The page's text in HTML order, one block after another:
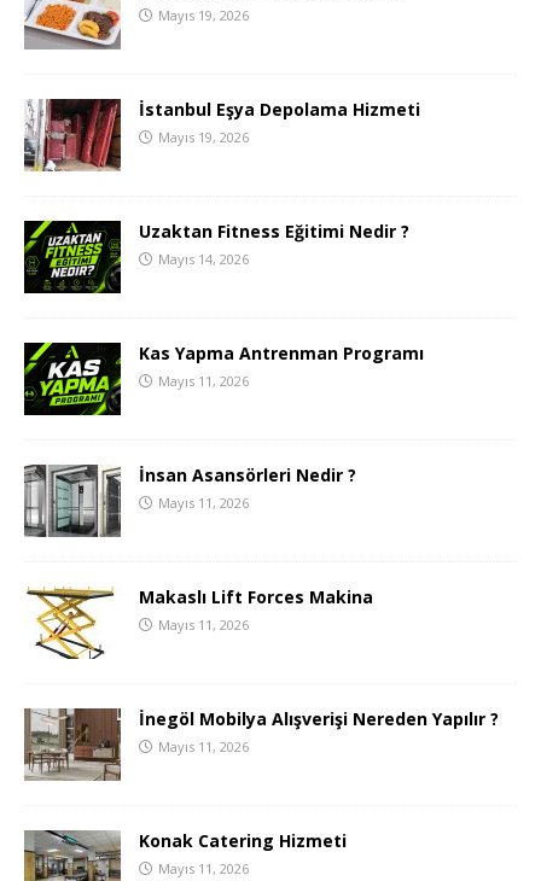
Mayıs 19, 2026
İstanbul Eşya Depolama Hizmeti
Mayıs 19, 2026
Uzaktan Fitness Eğitimi Nedir ?
Mayıs 14, 2026
Kas Yapma Antrenman Programı
Mayıs 11, 2026
İnsan Asansörleri Nedir ?
Mayıs 11, 2026
Makaslı Lift Forces Makina
Mayıs 11, 2026
İnegöl Mobilya Alışverişi Nereden Yapılır ?
Mayıs 11, 2026
Konak Catering Hizmeti
Mayıs 11, 2026